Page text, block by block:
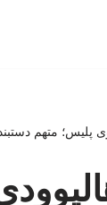
پلیس؛ متهم